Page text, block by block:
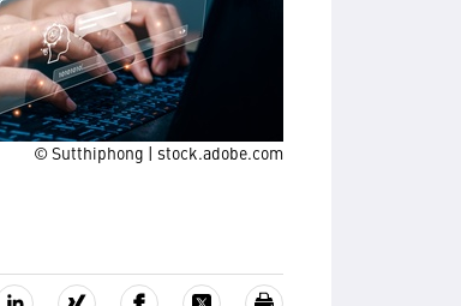
© Sutthiphong | stock.adobe.com